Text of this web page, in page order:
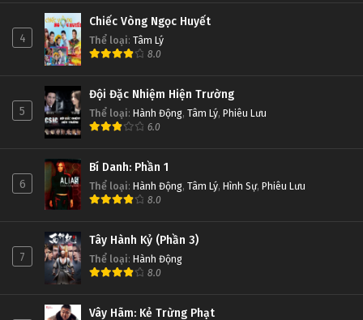
4
Chiếc Vòng Ngọc Huyết
Thể loại: Tâm Lý
8.0
5
Đội Đặc Nhiệm Hiện Trường
Thể loại: Hành Động, Tâm Lý, Phiêu Lưu
6.0
6
Bí Danh: Phần 1
Thể loại: Hành Động, Tâm Lý, Hình Sự, Phiêu Lưu
8.0
7
Tây Hành Kỷ (Phần 3)
Thể loại: Hành Động
8.0
Vây Hãm: Kẻ Trừng Phạt